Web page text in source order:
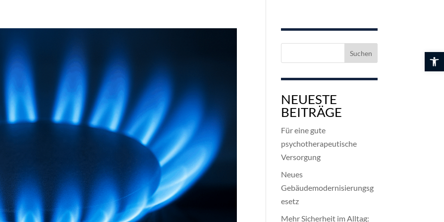
NEUESTE
BEITRÄGE
Für eine gute
psychotherapeutische
Versorgung
Neues
Gebäudemodernisierungsg
esetz
Mehr Sicherheit im Alltag: